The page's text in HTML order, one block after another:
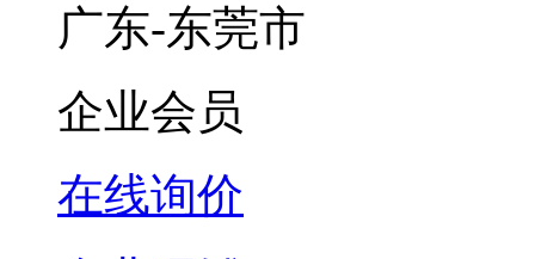
广东-东莞市
企业会员
在线询价